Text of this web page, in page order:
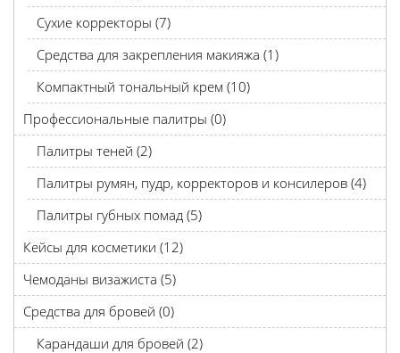
Сухие корректоры (7)
Средства для закрепления макияжа (1)
Компактный тональный крем (10)
Профессиональные палитры (0)
Палитры теней (2)
Палитры румян, пудр, корректоров и консилеров (4)
Палитры губных помад (5)
Кейсы для косметики (12)
Чемоданы визажиста (5)
Средства для бровей (0)
Карандаши для бровей (2)